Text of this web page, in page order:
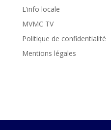
L’info locale
MVMC TV
Politique de confidentialité
Mentions légales